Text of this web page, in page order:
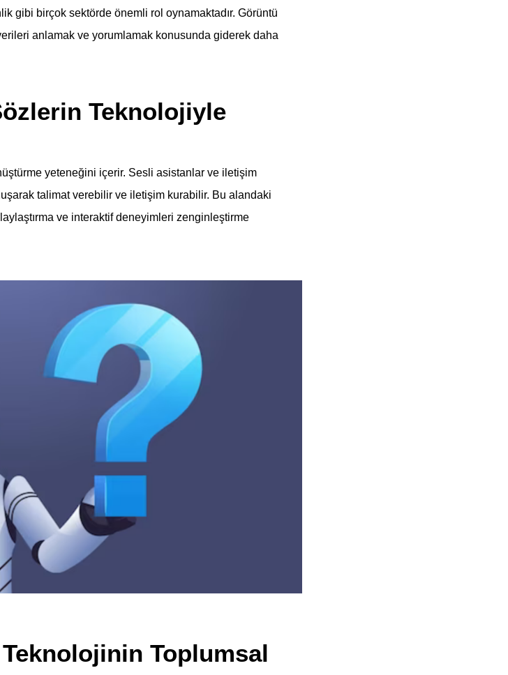
gibi birçok sektörde önemli rol oynamaktadır. Görüntü
anlamak ve yorumlamak konusunda giderek daha
Teknolojiyle
yeteneğini içerir. Sesli asistanlar ve iletişim
talimat verebilir ve iletişim kurabilir. Bu alandaki
ve interaktif deneyimleri zenginleştirme
Toplumsal